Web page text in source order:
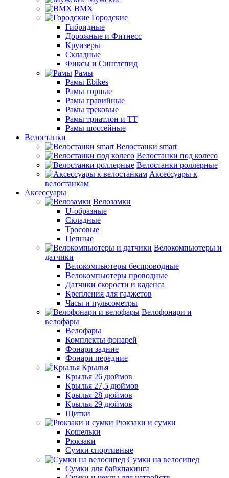
BMX
Городские
Гибридные
Дорожные и Фитнесс
Круизеры
Складные
Фиксы и Синглспид
Рамы
Рамы Ebikes
Рамы горные
Рамы гравийные
Рамы трековые
Рамы триатлон и ТТ
Рамы шоссейные
Велостанки
Велостанки smart
Велостанки под колесо
Велостанки роллерные
Аксессуары к
велостанкам
Аксессуары
Велозамки
U-образные
Складные
Тросовые
Цепные
Велокомпьютеры и
датчики
Велокомпьютеры беспроводные
Велокомпьютеры проводные
Датчики скорости и каденса
Крепления для гаджетов
Часы и пульсометры
Велофонари и
велофары
Велофары
Комплекты фонарей
Фонари задние
Фонари передние
Крылья
Крылья 26 дюймов
Крылья 27,5 дюймов
Крылья 28 дюймов
Крылья 29 дюймов
Щитки
Рюкзаки и сумки
Кошельки
Рюкзаки
Сумки спортивные
Сумки на велосипед
Сумки для байкпакинга